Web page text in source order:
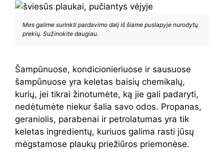
Mes galime surinkti pardavimo dalį iš šiame puslapyje nurodytų
prekių. Sužinokite daugiau.
Šampūnuose, kondicionieriuose ir sausuose
šampūnuose yra keletas baisių chemikalų,
kurių, jei tikrai žinotumėte, ką jie gali padaryti,
nedėtumėte niekur šalia savo odos. Propanas,
geraniolis, parabenai ir petrolatumas yra tik
keletas ingredientų, kuriuos galima rasti jūsų
mėgstamose plaukų priežiūros priemonėse.